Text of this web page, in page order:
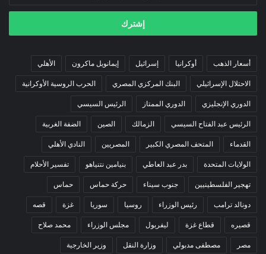
الإلكتروني
أسعار الذهب أوكرانيا إسرائيل إيمانويل ماكرون الأهلي
الاحتلال الإسرائيلي البنك المركزي المصري الحرب الروسية الأوكرانية
الدوري الإنجليزي الدوري الممتاز الرئيس السيسي
الرئيس عبد الفتاح السيسي الزمالك الصين الضفة الغربية
القدماء المتحف المصري الكبير المصريين النادي الأهلي
الولايات المتحدة بدر عبد العاطي بنيامين نتنياهو تفسير الأحلام
تهجير الفلسطينيين جنوب سيناء حركة حماس حماس
دونالد ترامب رئيس الوزراء روسيا سوريا غزة قصه
قصيره قطاع غزة ليفربول مجلس الوزراء محمد صلاح
مصر مصطفى مدبولي وزارة النقل وزير الخارجية